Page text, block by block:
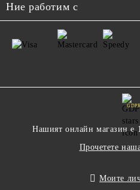
Ние работим с
Нашият онлайн магазин е
Прочетете
Моите